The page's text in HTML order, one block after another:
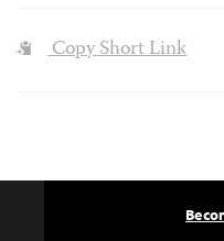
Copy Short Link